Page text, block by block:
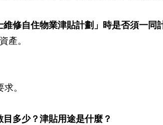
修自住物業津貼計劃」時是否須一同
產。
。
多少？津貼用途是什麼？